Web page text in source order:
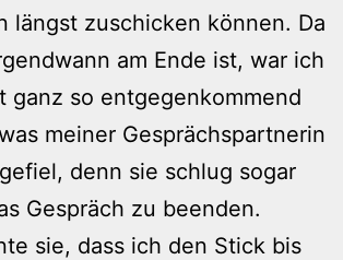
längst zuschicken können. Da
am Ende ist, war ich
ganz so entgegenkommend
meiner Gesprächspartnerin
denn sie schlug sogar
Gespräch zu beenden.
sie, dass ich den Stick bis